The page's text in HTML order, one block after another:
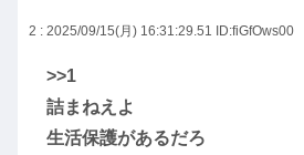
2 : 2025/09/15(月) 16:31:29.51 ID:fiGfOws00
>>1
詰まねえよ
生活保護があるだろ